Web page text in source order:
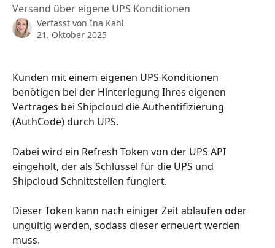
Versand über eigene UPS Konditionen
Verfasst von Ina Kahl
21. Oktober 2025
Kunden mit einem eigenen UPS Konditionen
benötigen bei der Hinterlegung Ihres eigenen
Vertrages bei Shipcloud die Authentifizierung
(AuthCode) durch UPS.
Dabei wird ein Refresh Token von der UPS API
eingeholt, der als Schlüssel für die UPS und
Shipcloud Schnittstellen fungiert.
Dieser Token kann nach einiger Zeit ablaufen oder
ungültig werden, sodass dieser erneuert werden
muss.